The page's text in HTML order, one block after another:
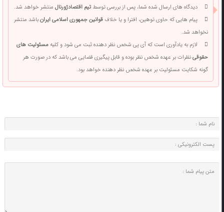
دیدگاه های ارسال شده شما، پس از بررسی توسطتیم اقتصادژورنالمنتشر خواهد شد.
پیام هایی که حاوی توهین، افترا و یا خلافقوانین جمهوری اسلامی ایرانباشد منتشر
نخواهد شد.
لازم به یادآوری است که آی پی شخص نظر دهنده ثبت می شود و کلیهمسئولیت های
حقوقینظرات بر عهده شخص نظر بوده و قابل پیگیری قضایی می باشد که در صورت هر
گونه شکایت مسئولیت بر عهده شخص نظر دهنده خواهد بود.